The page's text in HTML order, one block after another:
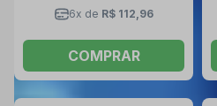
6x de R$ 112,96
COMPRAR